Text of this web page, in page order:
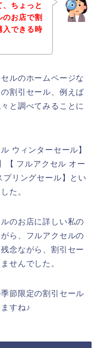
ちょっと
お店で割
入できる時
ルのホームページな
割引セール、例えば
と調べてみることに
ウィンターセール】
【 フルアクセル オー
プリングセール】とい
た。
のお店に詳しい私の
ら、フルアクセルの
念ながら、割引セー
せんでした。
節限定の割引セール
すね♪